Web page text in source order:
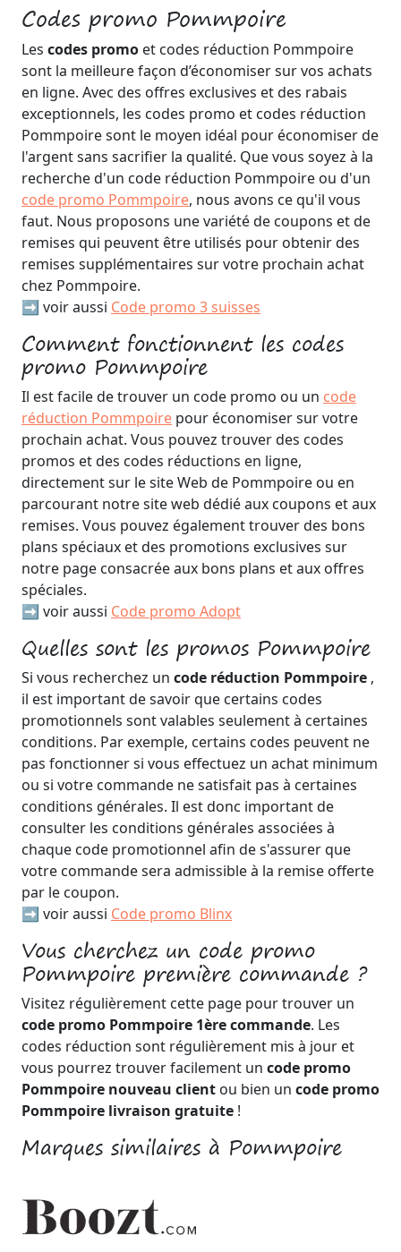
Codes promo Pommpoire
Les codes promo et codes réduction Pommpoire
sont la meilleure façon d’économiser sur vos achats
en ligne. Avec des offres exclusives et des rabais
exceptionnels, les codes promo et codes réduction
Pommpoire sont le moyen idéal pour économiser de
l'argent sans sacrifier la qualité. Que vous soyez à la
recherche d'un code réduction Pommpoire ou d'un
code promo Pommpoire, nous avons ce qu'il vous
faut. Nous proposons une variété de coupons et de
remises qui peuvent être utilisés pour obtenir des
remises supplémentaires sur votre prochain achat
chez Pommpoire.
➡️ voir aussi Code promo 3 suisses
Comment fonctionnent les codes
promo Pommpoire
Il est facile de trouver un code promo ou un code
réduction Pommpoire pour économiser sur votre
prochain achat. Vous pouvez trouver des codes
promos et des codes réductions en ligne,
directement sur le site Web de Pommpoire ou en
parcourant notre site web dédié aux coupons et aux
remises. Vous pouvez également trouver des bons
plans spéciaux et des promotions exclusives sur
notre page consacrée aux bons plans et aux offres
spéciales.
➡️ voir aussi Code promo Adopt
Quelles sont les promos Pommpoire
Si vous recherchez un code réduction Pommpoire ,
il est important de savoir que certains codes
promotionnels sont valables seulement à certaines
conditions. Par exemple, certains codes peuvent ne
pas fonctionner si vous effectuez un achat minimum
ou si votre commande ne satisfait pas à certaines
conditions générales. Il est donc important de
consulter les conditions générales associées à
chaque code promotionnel afin de s'assurer que
votre commande sera admissible à la remise offerte
par le coupon.
➡️ voir aussi Code promo Blinx
Vous cherchez un code promo
Pommpoire première commande ?
Visitez régulièrement cette page pour trouver un
code promo Pommpoire 1ère commande. Les
codes réduction sont régulièrement mis à jour et
vous pourrez trouver facilement un code promo
Pommpoire nouveau client ou bien un code promo
Pommpoire livraison gratuite !
Marques similaires à Pommpoire